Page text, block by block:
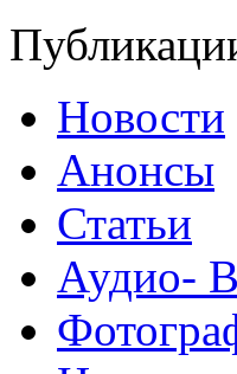
Новости
Анонсы
Статьи
Аудио-